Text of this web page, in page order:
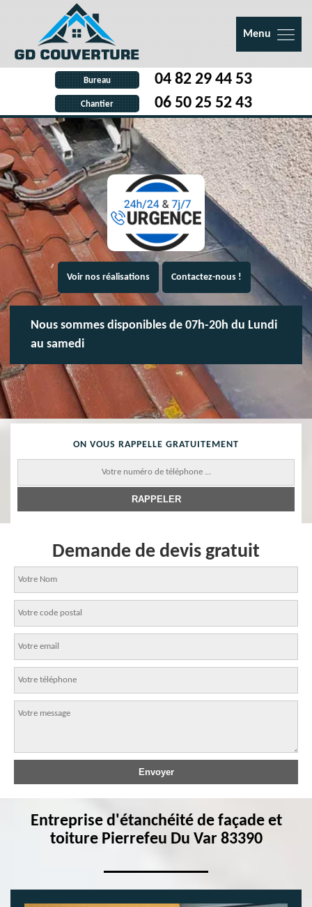
Menu
Bureau 04 82 29 44 53
Chantier 06 50 25 52 43
Voir nos réalisations Contactez-nous !
Nous sommes disponibles de 07h-20h du Lundi
au samedi
ON VOUS RAPPELLE GRATUITEMENT
Demande de devis gratuit
Entreprise d'étanchéité de façade et
toiture Pierrefeu Du Var 83390